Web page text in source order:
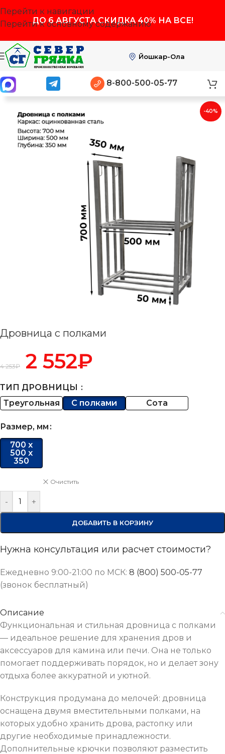
Перейти к навигации
Перейти к основному содержанию
ДО6 АВГУСТАСКИДКА 40% НА ВСЕ!
Йошкар-Ола
8-800-500-05-77
-40%
Дровница с полками
4 253₽ 2 552₽
ТИП ДРОВНИЦЫ
Треугольная
С полками Сота
Размер, мм
700 х
500 х
350
Очистить
- +
ДОБАВИТЬ В КОРЗИНУ
Нужна консультация или расчет стоимости?
Ежедневно 9:00-21:00 по МСК: 8 (800) 500-05-77
(звонок бесплатный)
Описание
Функциональная и стильная дровница с полками
— идеальное решение для хранения дров и
аксессуаров для камина или печи. Она не только
помогает поддерживать порядок, но и делает зону
отдыха более аккуратной и уютной.
Конструкция продумана до мелочей: дровница
оснащена двумя вместительными полками, на
которых удобно хранить дрова, растопку или
другие необходимые принадлежности.
Дополнительные крючки позволяют разместить